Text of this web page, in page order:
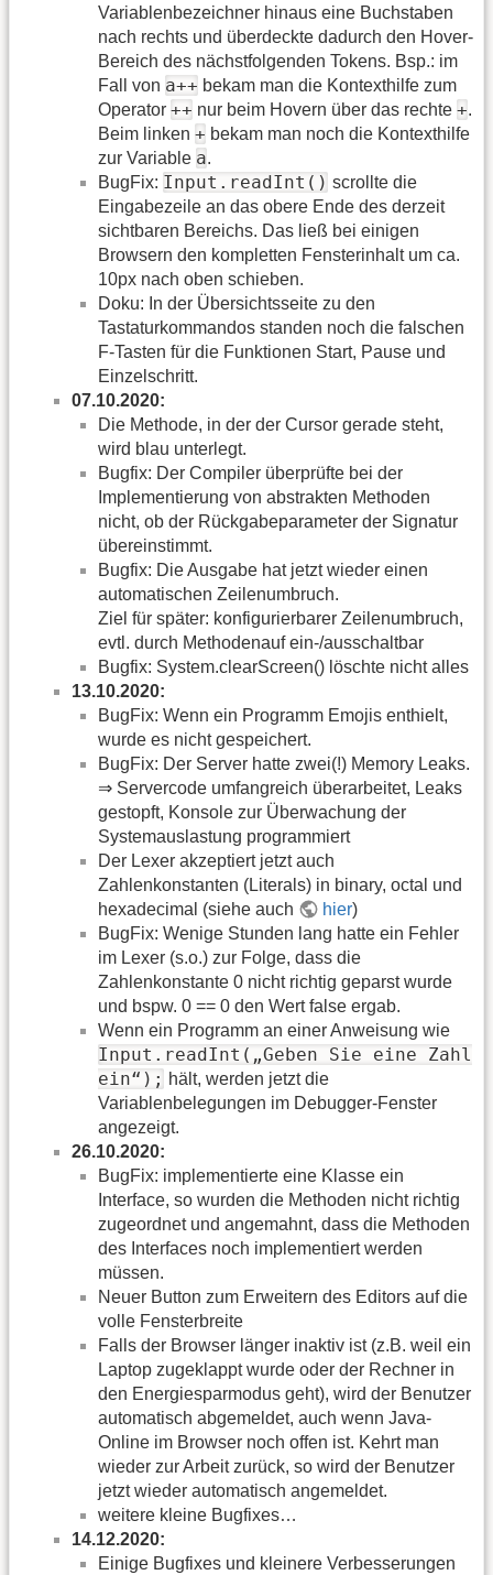
Variablenbezeichner hinaus eine Buchstaben
nach rechts und überdeckte dadurch den Hover-
Bereich des nächstfolgenden Tokens. Bsp.: im
Fall von a++ bekam man die Kontexthilfe zum
Operator ++ nur beim Hovern über das rechte +.
Beim linken + bekam man noch die Kontexthilfe
zur Variable a.
BugFix: Input.readInt() scrollte die
Eingabezeile an das obere Ende des derzeit
sichtbaren Bereichs. Das ließ bei einigen
Browsern den kompletten Fensterinhalt um ca.
10px nach oben schieben.
Doku: In der Übersichtsseite zu den
Tastaturkommandos standen noch die falschen
F-Tasten für die Funktionen Start, Pause und
Einzelschritt.
07.10.2020:
Die Methode, in der der Cursor gerade steht,
wird blau unterlegt.
Bugfix: Der Compiler überprüfte bei der
Implementierung von abstrakten Methoden
nicht, ob der Rückgabeparameter der Signatur
übereinstimmt.
Bugfix: Die Ausgabe hat jetzt wieder einen
automatischen Zeilenumbruch.
Ziel für später: konfigurierbarer Zeilenumbruch,
evtl. durch Methodenauf ein-/ausschaltbar
Bugfix: System.clearScreen() löschte nicht alles
13.10.2020:
BugFix: Wenn ein Programm Emojis enthielt,
wurde es nicht gespeichert.
BugFix: Der Server hatte zwei(!) Memory Leaks.
⇒ Servercode umfangreich überarbeitet, Leaks
gestopft, Konsole zur Überwachung der
Systemauslastung programmiert
Der Lexer akzeptiert jetzt auch
Zahlenkonstanten (Literals) in binary, octal und
hexadecimal (siehe auch
hier)
BugFix: Wenige Stunden lang hatte ein Fehler
im Lexer (s.o.) zur Folge, dass die
Zahlenkonstante 0 nicht richtig geparst wurde
und bspw. 0 == 0 den Wert false ergab.
Wenn ein Programm an einer Anweisung wie
Input.readInt(„Geben Sie eine Zahl
ein“); hält, werden jetzt die
Variablenbelegungen im Debugger-Fenster
angezeigt.
26.10.2020:
BugFix: implementierte eine Klasse ein
Interface, so wurden die Methoden nicht richtig
zugeordnet und angemahnt, dass die Methoden
des Interfaces noch implementiert werden
müssen.
Neuer Button zum Erweitern des Editors auf die
volle Fensterbreite
Falls der Browser länger inaktiv ist (z.B. weil ein
Laptop zugeklappt wurde oder der Rechner in
den Energiesparmodus geht), wird der Benutzer
automatisch abgemeldet, auch wenn Java-
Online im Browser noch offen ist. Kehrt man
wieder zur Arbeit zurück, so wird der Benutzer
jetzt wieder automatisch angemeldet.
weitere kleine Bugfixes…
14.12.2020:
Einige Bugfixes und kleinere Verbesserungen